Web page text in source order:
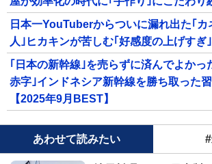
日本一YouTuberからついに漏れ出た｢
人｣ヒカキンが苦しむ｢好感度の上げすぎ
｢日本の新幹線｣を売らずに済んでよか
赤字｣インドネシア新幹線を勝ち取った
【2025年9月BEST】
あわせて読みたい